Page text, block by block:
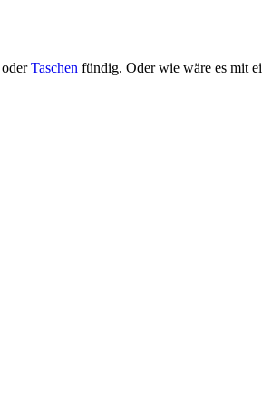
oderTaschen fündig. Oder wie wäre es mit